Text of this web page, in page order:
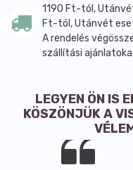
1190 Ft-tól,
Ft-tól, Utánvét
A rendelés
szállítási
LEGYEN ÖN IS
KÖSZÖNJÜK A